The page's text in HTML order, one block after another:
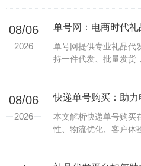
08/06
2026
单号网：电商时代
单号网提供专业礼品代
持一件代发、批量发货
08/06
2026
快递单号购买：助
本文解析快递单号购买
性、物流优化、客户体